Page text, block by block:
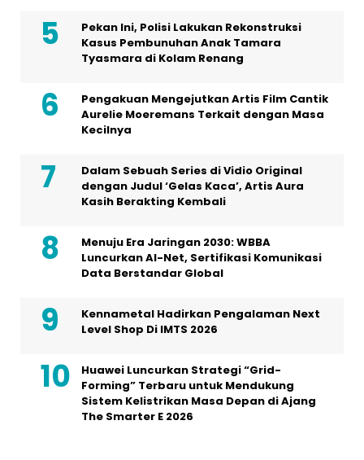
Pekan Ini, Polisi Lakukan Rekonstruksi
Kasus Pembunuhan Anak Tamara
Tyasmara di Kolam Renang
Pengakuan Mengejutkan Artis Film Cantik
Aurelie Moeremans Terkait dengan Masa
Kecilnya
Dalam Sebuah Series di Vidio Original
dengan Judul ‘Gelas Kaca’, Artis Aura
Kasih Berakting Kembali
Menuju Era Jaringan 2030: WBBA
Luncurkan AI-Net, Sertifikasi Komunikasi
Data Berstandar Global
Kennametal Hadirkan Pengalaman Next
Level Shop Di IMTS 2026
Huawei Luncurkan Strategi “Grid-
Forming” Terbaru untuk Mendukung
Sistem Kelistrikan Masa Depan di Ajang
The Smarter E 2026